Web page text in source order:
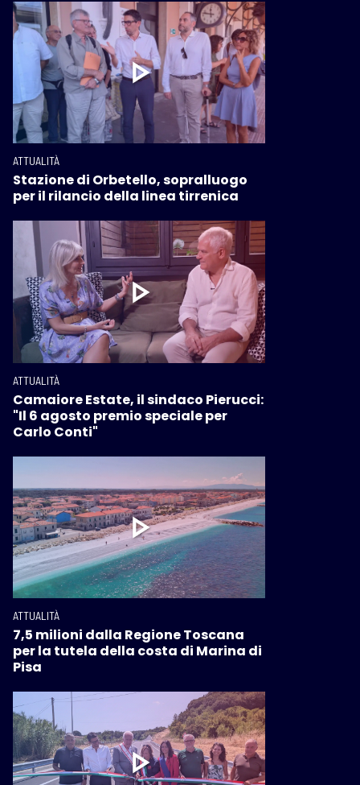
ATTUALITÀ
Stazione di Orbetello, sopralluogo
per il rilancio della linea tirrenica
ATTUALITÀ
Camaiore Estate, il sindaco Pierucci:
"Il 6 agosto premio speciale per
Carlo Conti"
ATTUALITÀ
7,5 milioni dalla Regione Toscana
per la tutela della costa di Marina di
Pisa